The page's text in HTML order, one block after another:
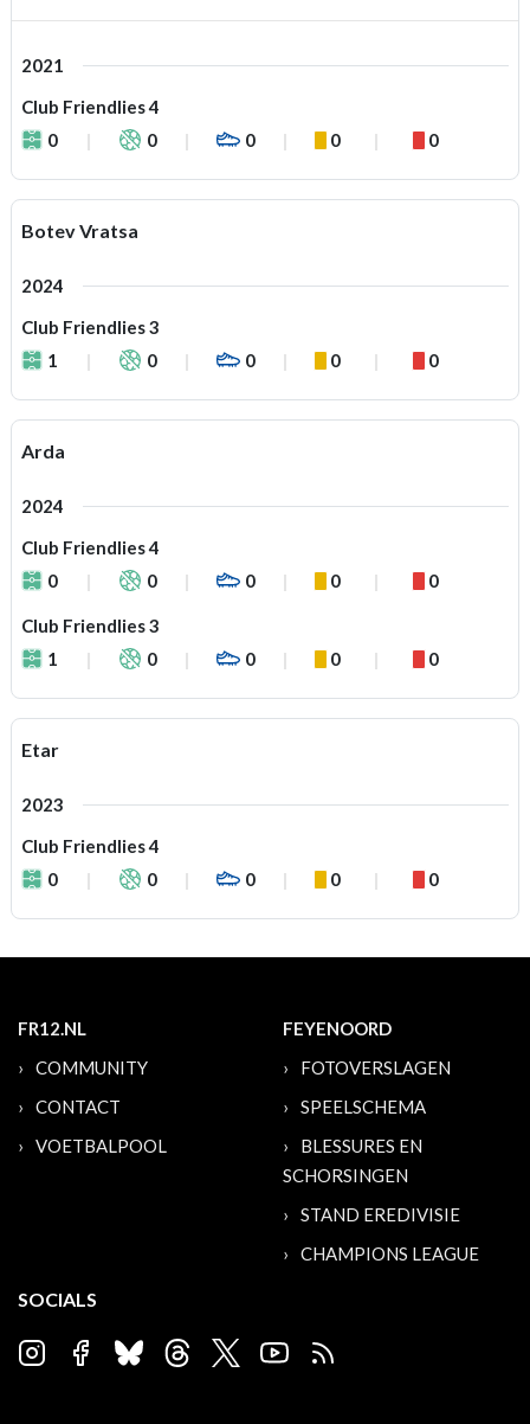
2021
Club Friendlies 4
0
0 0 0 0
Botev Vratsa
2024
Club Friendlies 3
1
0 0 0 0
Arda
2024
Club Friendlies 4
0
0 0 0 0
Club Friendlies 3
1
0 0 0 0
Etar
2023
Club Friendlies 4
0
0 0 0 0
FR12.NL
COMMUNITY
CONTACT
VOETBALPOOL
FEYENOORD
FOTOVERSLAGEN
SPEELSCHEMA
BLESSURES EN
SCHORSINGEN
STAND EREDIVISIE
CHAMPIONS LEAGUE
SOCIALS